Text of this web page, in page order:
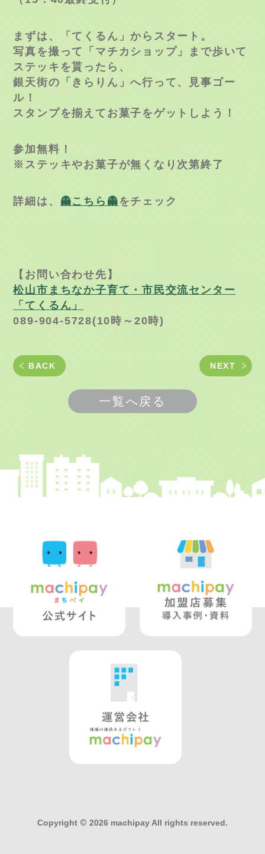
まずは、「てくるん」からスタート。
写真を撮って「マチカショップ」まで歩いて
ステッキを貰ったら、
銀天街の「きらりん」へ行って、見事ゴー
ル！
スタンプを揃えてお菓子をゲットしよう！
参加無料！
※ステッキやお菓子が無くなり次第終了
詳細は、👻こちら👻をチェック
【お問い合わせ先】
松山市まちなか子育て・市民交流センター
「てくるん」
089-904-5728(10時～20時)
BACK NEXT
一覧へ戻る
Copyright © 2026 machipay All rights reserved.